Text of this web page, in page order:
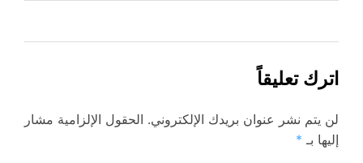
اترك تعليقاً
لن يتم نشر عنوان بريدك الإلكتروني. الحقول الإلزامية مشار
إليها بـ *